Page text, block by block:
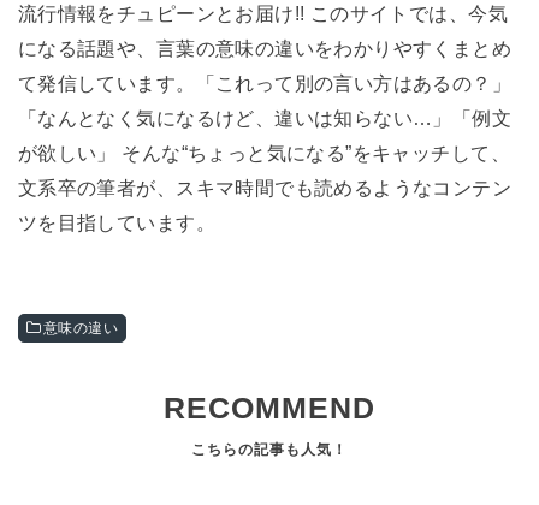
流行情報をチュピーンとお届け!! このサイトでは、今気
になる話題や、言葉の意味の違いをわかりやすくまとめ
て発信しています。「これって別の言い方はあるの？」
「なんとなく気になるけど、違いは知らない…」「例文
が欲しい」 そんな“ちょっと気になる”をキャッチして、
文系卒の筆者が、スキマ時間でも読めるようなコンテン
ツを目指しています。
意味の違い
RECOMMEND